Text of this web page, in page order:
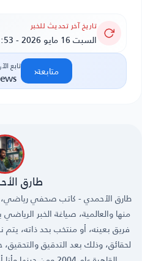
تاريخ آخر تحديث للخبر
السبت 16 مايو 2026 - 1:53 صباحًا
تابع متابعة‹
طارق
طارق الأحمدي - كاتب صحفي رياضي،
منها والعالمية، صياغة الخبر
فريق بعينه، أو منتخب بحد ذاته، يتم
لحقائق، وذلك بعد التدقيق